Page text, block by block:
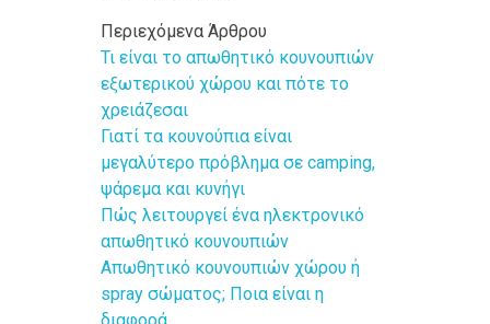
Περιεχόμενα Άρθρου
Τι είναι το απωθητικό κουνουπιών
εξωτερικού χώρου και πότε το
χρειάζεσαι
Γιατί τα κουνούπια είναι
μεγαλύτερο πρόβλημα σε camping,
ψάρεμα και κυνήγι
Πώς λειτουργεί ένα ηλεκτρονικό
απωθητικό κουνουπιών
Απωθητικό κουνουπιών χώρου ή
spray σώματος; Ποια είναι η